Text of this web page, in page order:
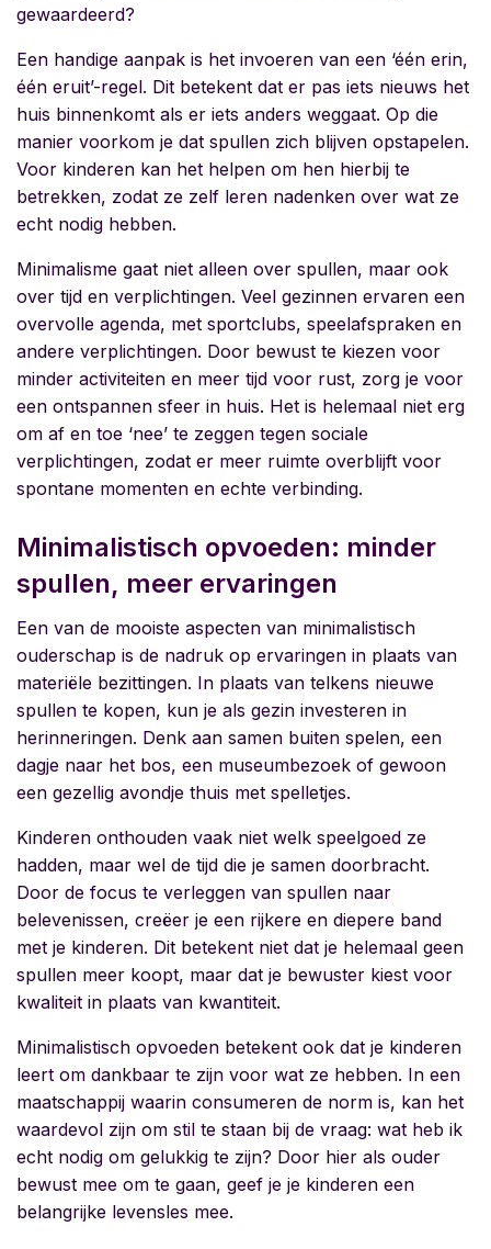
gewaardeerd?
Een handige aanpak is het invoeren van een ‘één erin,
één eruit’-regel. Dit betekent dat er pas iets nieuws het
huis binnenkomt als er iets anders weggaat. Op die
manier voorkom je dat spullen zich blijven opstapelen.
Voor kinderen kan het helpen om hen hierbij te
betrekken, zodat ze zelf leren nadenken over wat ze
echt nodig hebben.
Minimalisme gaat niet alleen over spullen, maar ook
over tijd en verplichtingen. Veel gezinnen ervaren een
overvolle agenda, met sportclubs, speelafspraken en
andere verplichtingen. Door bewust te kiezen voor
minder activiteiten en meer tijd voor rust, zorg je voor
een ontspannen sfeer in huis. Het is helemaal niet erg
om af en toe ‘nee’ te zeggen tegen sociale
verplichtingen, zodat er meer ruimte overblijft voor
spontane momenten en echte verbinding.
Minimalistisch opvoeden: minder
spullen, meer ervaringen
Een van de mooiste aspecten van minimalistisch
ouderschap is de nadruk op ervaringen in plaats van
materiële bezittingen. In plaats van telkens nieuwe
spullen te kopen, kun je als gezin investeren in
herinneringen. Denk aan samen buiten spelen, een
dagje naar het bos, een museumbezoek of gewoon
een gezellig avondje thuis met spelletjes.
Kinderen onthouden vaak niet welk speelgoed ze
hadden, maar wel de tijd die je samen doorbracht.
Door de focus te verleggen van spullen naar
belevenissen, creëer je een rijkere en diepere band
met je kinderen. Dit betekent niet dat je helemaal geen
spullen meer koopt, maar dat je bewuster kiest voor
kwaliteit in plaats van kwantiteit.
Minimalistisch opvoeden betekent ook dat je kinderen
leert om dankbaar te zijn voor wat ze hebben. In een
maatschappij waarin consumeren de norm is, kan het
waardevol zijn om stil te staan bij de vraag: wat heb ik
echt nodig om gelukkig te zijn? Door hier als ouder
bewust mee om te gaan, geef je je kinderen een
belangrijke levensles mee.